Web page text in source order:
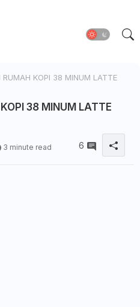
RUMAH KOPI 38 MINUM LATTE
38 MINUM LATTE
3 minute read 6